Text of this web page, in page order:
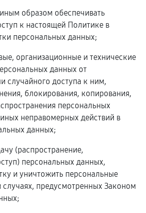
образом обеспечивать
к настоящей Политике в
персональных данных;
организационные и технические
данных от
случайного доступа к ним,
блокирования, копирования,
персональных
неправомерных действий в
данных;
(распространение,
персональных данных,
и уничтожить персональные
предусмотренных Законом